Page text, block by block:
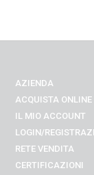
AZIENDA
ACQUISTA ONLINE
IL MIO ACCOUNT
LOGIN/
RETE VENDITA
CERTIFICAZIONI